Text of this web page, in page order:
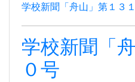
学校新聞「舟山」第１３
学校新聞「
０号